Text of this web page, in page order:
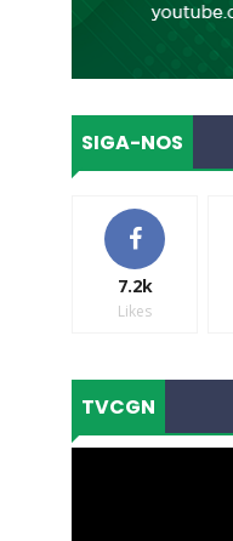
SIGA-NOS
7.2k
Likes
TVCGN